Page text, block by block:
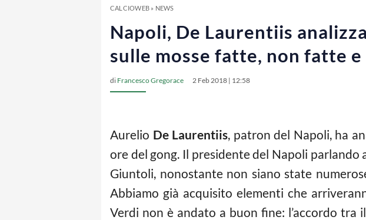
CALCIOWEB» NEWS
Napoli, De Laurentiis
sulle mosse fatte, non fatte
di Francesco Gregorace 2 Feb 2018 | 12:58
Aurelio De Laurentiis, patron del Napoli, ha
ore del gong. Il presidente del Napoli
Giuntoli, nonostante non siano state
Abbiamo già acquisito elementi che
Verdi non è andato a buon fine: l’accordo